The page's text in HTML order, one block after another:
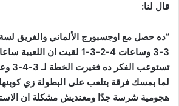
قال لنا:
3-3 وساعات 4-2-3-1 لقيت ان
لما بمسك فرقة بتلعب على البطولة زي
هجومية شرسة جدًا ومعنديش مشكلة ان